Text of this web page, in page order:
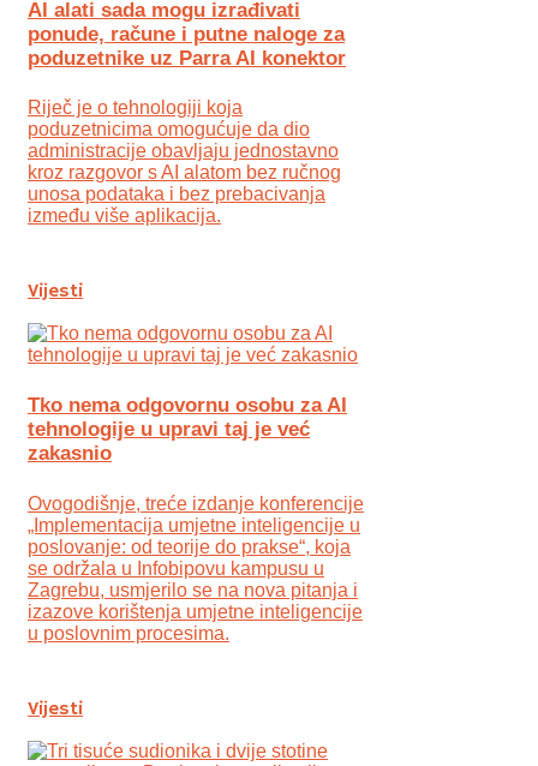
AI alati sada mogu izrađivati
ponude, račune i putne naloge za
poduzetnike uz Parra AI konektor
Riječ je o tehnologiji koja
poduzetnicima omogućuje da dio
administracije obavljaju jednostavno
kroz razgovor s AI alatom bez ručnog
unosa podataka i bez prebacivanja
između više aplikacija.
Vijesti
Tko nema odgovornu osobu za AI
tehnologije u upravi taj je već
zakasnio
Ovogodišnje, treće izdanje konferencije
„Implementacija umjetne inteligencije u
poslovanje: od teorije do prakse“, koja
se održala u Infobipovu kampusu u
Zagrebu, usmjerilo se na nova pitanja i
izazove korištenja umjetne inteligencije
u poslovnim procesima.
Vijesti